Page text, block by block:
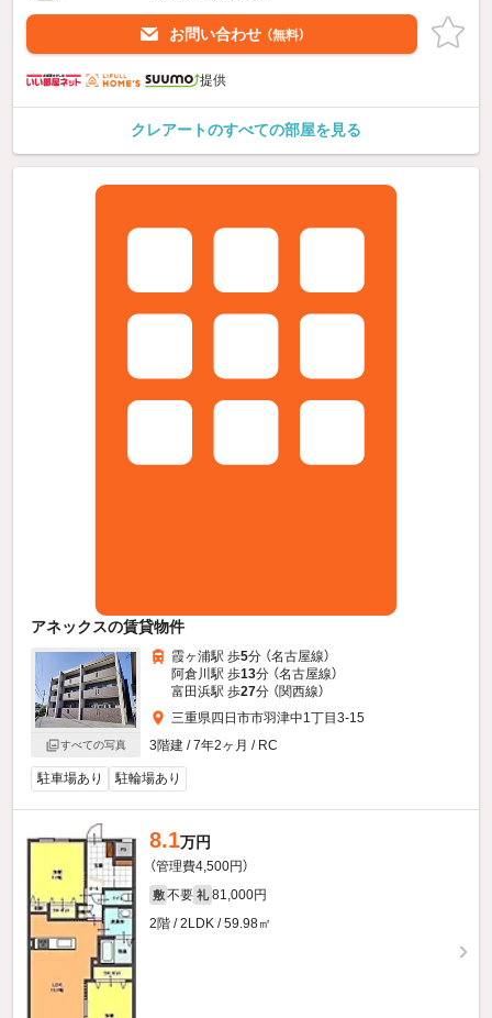
お問い合わせ （無料）
提供
クレアートのすべての部屋を見る
アネックスの賃貸物件
すべての写真
霞ヶ浦駅 歩5分 （名古屋線）
阿倉川駅 歩13分 （名古屋線）
富田浜駅 歩27分 （関西線）
三重県四日市市羽津中1丁目3-15
3階建 / 7年2ヶ月 / RC
駐車場あり 駐輪場あり
8.1万円
（管理費4,500円）
敷 不要 礼 81,000円
2階 / 2LDK / 59.98㎡